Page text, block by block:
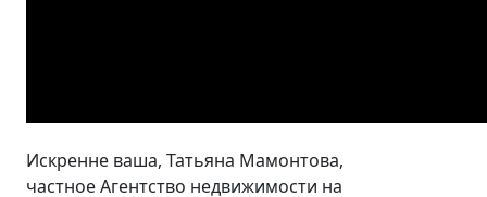
Искренне ваша, Татьяна Мамонтова,
частное Агентство недвижимости на